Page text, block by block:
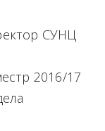
СУНЦ
2016/17